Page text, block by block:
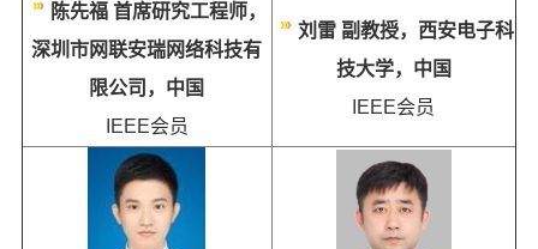
陈先福 首席研究工程师，
深圳市网联安瑞网络科技有
限公司，中国
IEEE会员
刘雷 副教授，西安电子科
技大学，中国
IEEE会员